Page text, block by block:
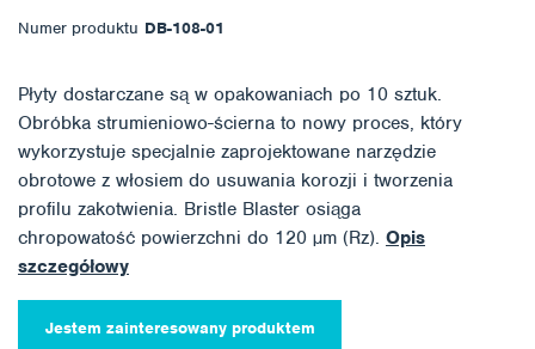
Numer produktu DB-108-01
Płyty dostarczane są w opakowaniach po 10 sztuk.
Obróbka strumieniowo-ścierna to nowy proces, który
wykorzystuje specjalnie zaprojektowane narzędzie
obrotowe z włosiem do usuwania korozji i tworzenia
profilu zakotwienia. Bristle Blaster osiąga
chropowatość powierzchni do 120 µm (Rz). Opis
szczegółowy
Jestem zainteresowany produktem